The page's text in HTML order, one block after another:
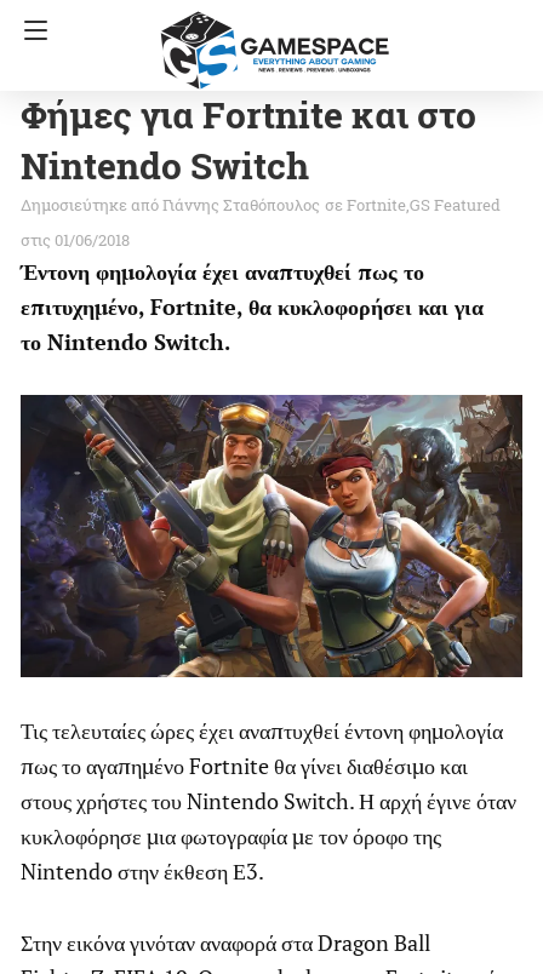
Φήμες για Fortnite και στο
Nintendo Switch
Γιάννης Σταθόπουλος σε FortniteGS Featured
στις 01/06/2018
Έντονη φημολογία έχει αναπτυχθεί πως το
επιτυχημένο, Fortnite, θα κυκλοφορήσει και για
το Nintendo Switch.
Τις τελευταίες ώρες έχει αναπτυχθεί έντονη φημολογία
πως το αγαπημένο Fortnite θα γίνει διαθέσιμο και
στους χρήστες του Nintendo Switch. Η αρχή έγινε όταν
κυκλοφόρησε μια φωτογραφία με τον όροφο της
Nintendo στην έκθεση Ε3.
Στην εικόνα γινόταν αναφορά στα Dragon Ball